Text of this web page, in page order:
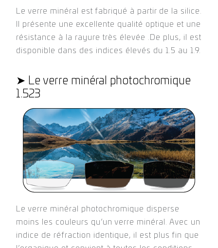
Le verre minéral est fabriqué à partir de la silice.
Il présente une excellente qualité optique et une
résistance à la rayure très élevée .De plus, il est
➤ Le verre minéral photochromique
1.523
Le verre minéral est fabriqué à partir de la silice.
Il présente une excellente qualité optique et une
résistance à la rayure très élevée .De plus, il est
disponible dans des indices élevés du 1.5 au 1.9.
➤ Le verre minéral photochromique
1.523
Le verre minéral photochromique disperse
moins les couleurs qu’un verre minéral. Avec un
indice de réfraction identique, il est plus fin que